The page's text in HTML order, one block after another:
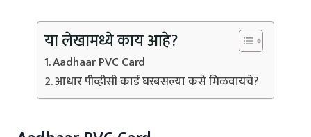
या लेखामध्ये काय आहे?
Aadhaar PVC Card
आधार पीव्हीसी कार्ड घरबसल्या कसे मिळवायचे?